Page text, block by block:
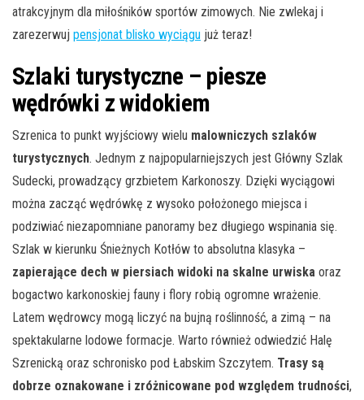
atrakcyjnym dla miłośników sportów zimowych. Nie zwlekaj i
zarezerwuj pensjonat blisko wyciągu już teraz!
Szlaki turystyczne – piesze
wędrówki z widokiem
Szrenica to punkt wyjściowy wielu malowniczych szlaków
turystycznych. Jednym z najpopularniejszych jest Główny Szlak
Sudecki, prowadzący grzbietem Karkonoszy. Dzięki wyciągowi
można zacząć wędrówkę z wysoko położonego miejsca i
podziwiać niezapomniane panoramy bez długiego wspinania się.
Szlak w kierunku Śnieżnych Kotłów to absolutna klasyka –
zapierające dech w piersiach widoki na skalne urwiska oraz
bogactwo karkonoskiej fauny i flory robią ogromne wrażenie.
Latem wędrowcy mogą liczyć na bujną roślinność, a zimą – na
spektakularne lodowe formacje. Warto również odwiedzić Halę
Szrenicką oraz schronisko pod Łabskim Szczytem. Trasy są
dobrze oznakowane i zróżnicowane pod względem trudności,